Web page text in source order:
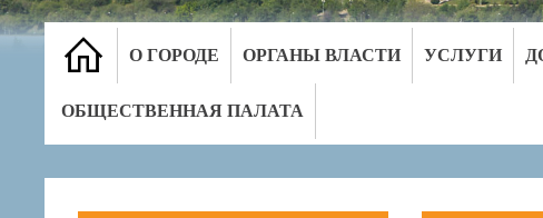
О ГОРОДЕ ОРГАНЫ ВЛАСТИ УСЛУГИ
ОБЩЕСТВЕННАЯ ПАЛАТА